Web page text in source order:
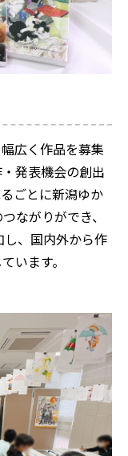
広く作品を募集
発表機会の創出
ごとに新潟ゆか
ながりができ、
、国内外から作
います。